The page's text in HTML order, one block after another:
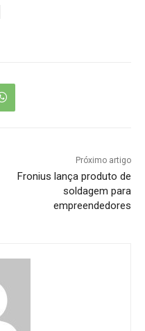
Próximo artigo
Fronius lança produto de
soldagem para
empreendedores